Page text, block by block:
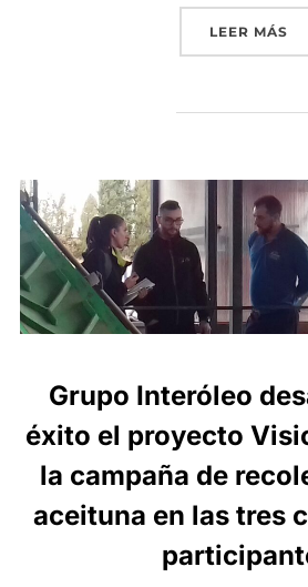
LEER MÁS
Grupo Interóleo
éxito el proyecto
la campaña de
aceituna en las tres